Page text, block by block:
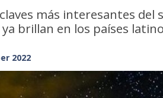
más interesantes
brillan en los países
2022